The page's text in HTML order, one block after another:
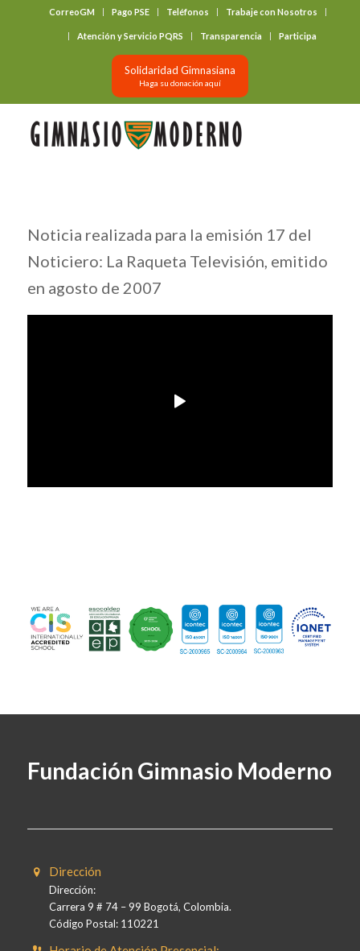
CorreoGM Pago PSE Teléfonos Trabaje con Nosotros
Atención y Servicio PQRS Transparencia Participa
Solidaridad Gimnasiana
Haga su donación aquí
Noticia realizada para la emisión 17 del
Noticiero: La Raqueta Televisión, emitido
en agosto de 2007
Fundación Gimnasio Moderno
Dirección
Dirección:
Carrera 9 # 74 – 99 Bogotá, Colombia.
Código Postal: 110221